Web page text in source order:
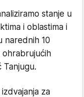
stanje u
i oblastima i
narednih 10
Tanjugu.
za